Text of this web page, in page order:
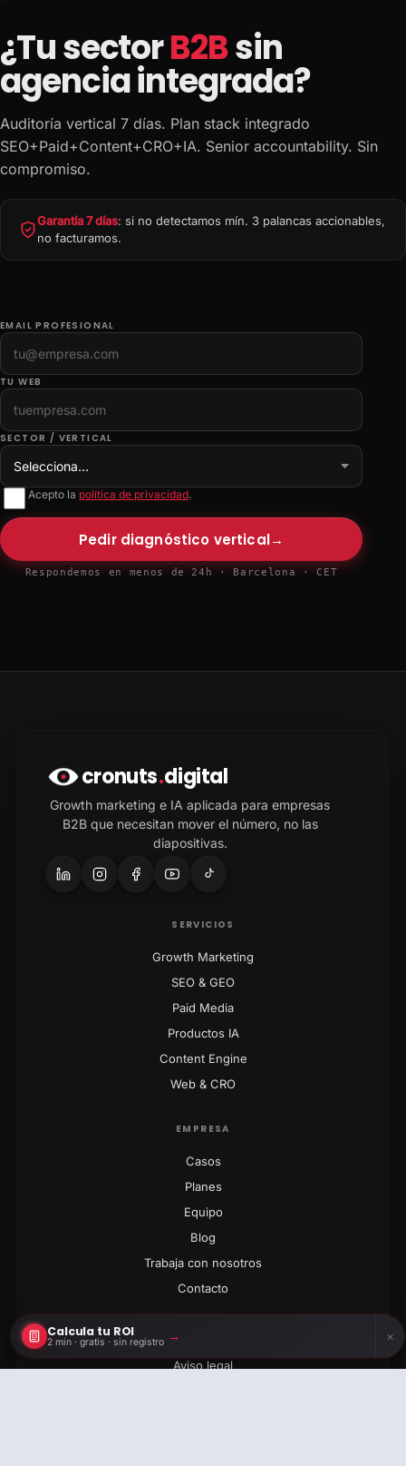
¿Tu sectorB2Bsin
agencia integrada?
Auditoría vertical 7 días. Plan stack integrado
SEO+Paid+Content+CRO+IA. Senior accountability. Sin
compromiso.
Garantía 7 días: si no detectamos mín. 3 palancas accionables,
no facturamos.
EMAIL PROFESIONAL
TU WEB
SECTOR / VERTICAL
Acepto la política de privacidad.
Pedir diagnóstico vertical→
Respondemos en menos de 24h · Barcelona · CET
Calcula tu ROI
2 min · gratis · sin registro → ×
cronuts.digital
Growth marketing e IA aplicada para empresas
B2B que necesitan mover el número, no las
diapositivas.
SERVICIOS
Growth Marketing
SEO & GEO
Paid Media
Productos IA
Content Engine
Web & CRO
EMPRESA
Casos
Planes
Equipo
Blog
Trabaja con nosotros
Contacto
Aviso legal